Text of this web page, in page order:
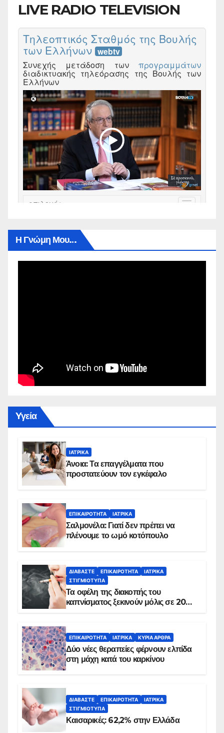
LIVE RADIO TELEVISION
Η Γνώμη Μου…
Yγεία
ΙΑΤΡΙΚΆ
Άνοια: Τα επαγγέλματα που
προστατεύουν τον εγκέφαλο
ΕΠΙΚΑΙΡΌΤΗΤΑ ΙΑΤΡΙΚΆ
Σαλμονέλα: Γιατί δεν πρέπει να
πλένουμε το ωμό κοτόπουλο
ΔΙΑΒΆΣΤΕ ΕΠΙΚΑΙΡΌΤΗΤΑ
ΙΑΤΡΙΚΆ
ΣΤΙΓΜΙΌΤΥΠΑ
Τα οφέλη της διακοπής του
καπνίσματος ξεκινούν μόλις σε 20
ΕΠΙΚΑΙΡΌΤΗΤΑ ΙΑΤΡΙΚΆ ΚΥΡΙΑ ΑΡΘΡΑ
Δύο νέες θεραπείες φέρνουν ελπίδα
στη μάχη κατά του καρκίνου
ΔΙΑΒΆΣΤΕ ΕΠΙΚΑΙΡΌΤΗΤΑ
ΙΑΤΡΙΚΆ
ΣΤΙΓΜΙΌΤΥΠΑ
Καισαρικές: 62,2% στην Ελλάδα